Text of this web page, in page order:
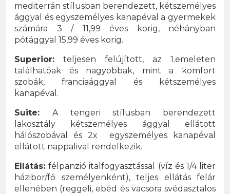
mediterrán stílusban berendezett, kétszemélyes
ággyal és egyszemélyes kanapéval a gyermekek
számára 3 / 11,99 éves korig, néhányban
pótággyal 15,99 éves korig.
Superior: teljesen felújított, az 1.emeleten
találhatóak és nagyobbak, mint a komfort
szobák, franciaággyal és kétszemélyes
kanapéval.
Suite: A tengeri stílusban berendezett
lakosztály kétszemélyes ággyal ellátott
hálószobával és 2x egyszemélyes kanapéval
ellátott nappalival rendelkezik.
Ellátás:félpanzió italfogyasztással (víz és 1/4 liter
házibor/fő személyenként), teljes ellátás felár
ellenében (reggeli, ebéd és vacsora svédasztalos